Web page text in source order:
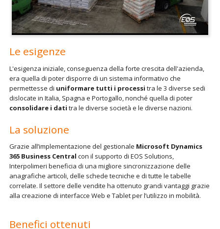
Le esigenze
L'esigenza iniziale, conseguenza della forte crescita dell'azienda,
era quella di poter disporre di un sistema informativo che
permettesse di uniformare tutti i processi tra le 3 diverse sedi
dislocate in Italia, Spagna e Portogallo, nonché quella di poter
consolidare i dati tra le diverse società e le diverse nazioni.
La soluzione
Grazie all’implementazione del gestionale Microsoft Dynamics
365 Business Central con il supporto di EOS Solutions,
Interpolimeri beneficia di una migliore sincronizzazione delle
anagrafiche articoli, delle schede tecniche e di tutte le tabelle
correlate. Il settore delle vendite ha ottenuto grandi vantaggi grazie
alla creazione di interfacce Web e Tablet per l’utilizzo in mobilità.
Benefici ottenuti